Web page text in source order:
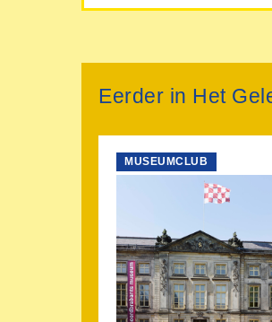
Eerder in Het
MUSEUMCLUB